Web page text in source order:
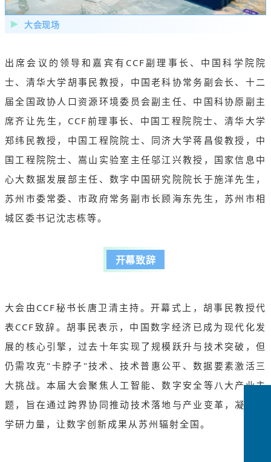
大会现场
出席会议的领导和嘉宾有CCF副理事长、中国科学院院
士、清华大学胡事民教授，中国老科协常务副会长、十二
届全国政协人口资源环境委员会副主任、中国科协原副主
席齐让先生，CCF前理事长、中国工程院院士、清华大学
郑纬民教授，中国工程院院士、同济大学蒋昌俊教授，中
国工程院院士、嵩山实验室主任邬江兴教授，国家信息中
心大数据发展部主任、数字中国研究院院长于施洋先生，
苏州市委常委、市政府常务副市长顾海东先生，苏州市相
城区委书记沈志栋等。
开幕致辞
大会由CCF秘书长唐卫清主持。开幕式上，胡事民教授代
表CCF致辞。胡事民表示，中国数字经济已成为现代化发
展的核心引擎，过去十年实现了规模跃升与技术突破，但
仍需攻克"卡脖子"技术、技术普惠公平、数据要素激活三
大挑战。本届大会聚焦人工智能、数字安全等八大产业主
题，旨在通过跨界协同推动技术落地与产业变革，凝聚产
学研力量，让数字创新成果从苏州辐射全国。